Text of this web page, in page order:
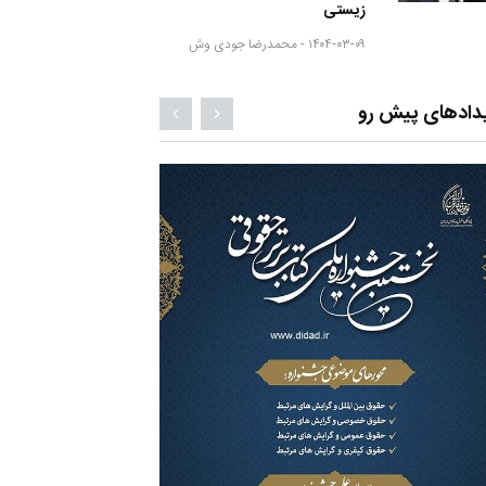
زیستی
۱۴۰۴-۰۳-۰۹ - محمدرضا جودی وش
پیش رو